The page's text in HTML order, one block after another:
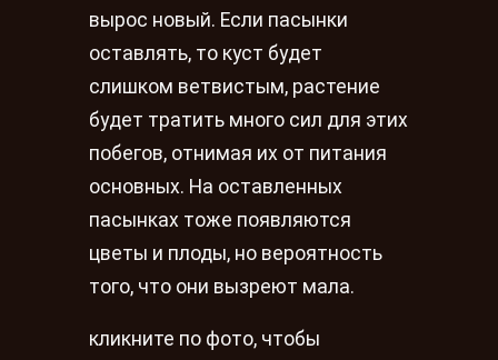
вырос новый. Если пасынки
оставлять, то куст будет
слишком ветвистым, растение
будет тратить много сил для этих
побегов, отнимая их от питания
основных. На оставленных
пасынках тоже появляются
цветы и плоды, но вероятность
того, что они вызреют мала.
кликните по фото, чтобы